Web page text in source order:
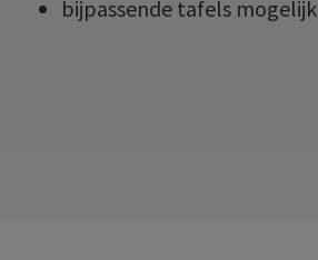
bijpassende tafels mogelijk